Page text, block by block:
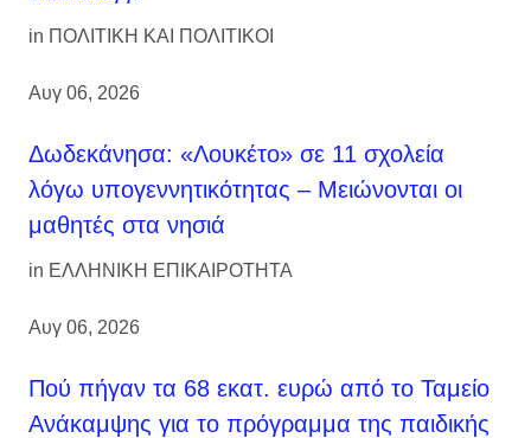
in ΠΟΛΙΤΙΚΗ ΚΑΙ ΠΟΛΙΤΙΚΟΙ
Αυγ 06, 2026
Δωδεκάνησα: «Λουκέτο» σε 11 σχολεία
λόγω υπογεννητικότητας – Μειώνονται οι
μαθητές στα νησιά
in ΕΛΛΗΝΙΚΗ ΕΠΙΚΑΙΡΟΤΗΤΑ
Αυγ 06, 2026
Πού πήγαν τα 68 εκατ. ευρώ από το Ταμείο
Ανάκαμψης για το πρόγραμμα της παιδικής